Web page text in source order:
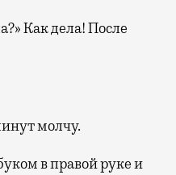
Как дела! После
молчу.
в правой руке и